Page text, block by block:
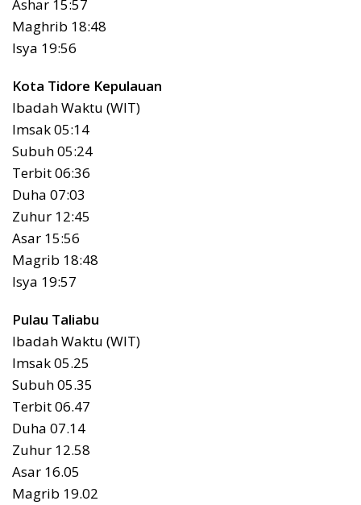
Ashar 15:57
Maghrib 18:48
Isya 19:56
Kota Tidore Kepulauan
Ibadah Waktu (WIT)
Imsak 05:14
Subuh 05:24
Terbit 06:36
Duha 07:03
Zuhur 12:45
Asar 15:56
Magrib 18:48
Isya 19:57
Pulau Taliabu
Ibadah Waktu (WIT)
Imsak 05.25
Subuh 05.35
Terbit 06.47
Duha 07.14
Zuhur 12.58
Asar 16.05
Magrib 19.02